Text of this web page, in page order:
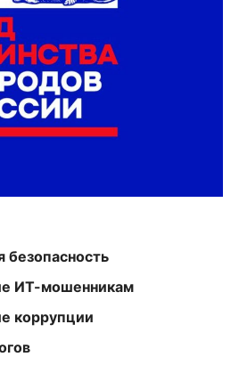
ИТ-мошенникам
коррупции